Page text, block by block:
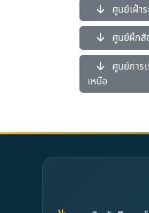
ศูนย์เฝ้า
ศูนย์ฝึก
ศูนย์การ
เหนือ